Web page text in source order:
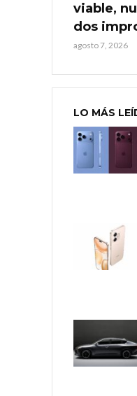
viable,
dos
agosto 7, 2026
LO MÁS